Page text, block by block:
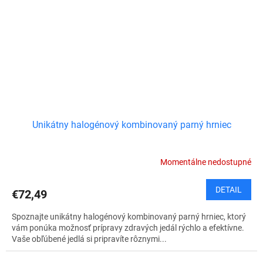
Unikátny halogénový kombinovaný parný hrniec
Momentálne nedostupné
€72,49 DETAIL
Spoznajte unikátny halogénový kombinovaný parný hrniec, ktorý
vám ponúka možnosť prípravy zdravých jedál rýchlo a efektívne.
Vaše obľúbené jedlá si pripravíte rôznymi...